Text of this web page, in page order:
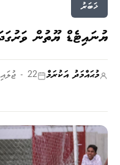
ޚަބަރު
ޔުނައިޓެޑް ޔޫތުން
މުޙައްމަދު އަކުރަމް 22 - ޖުލައި - 2023